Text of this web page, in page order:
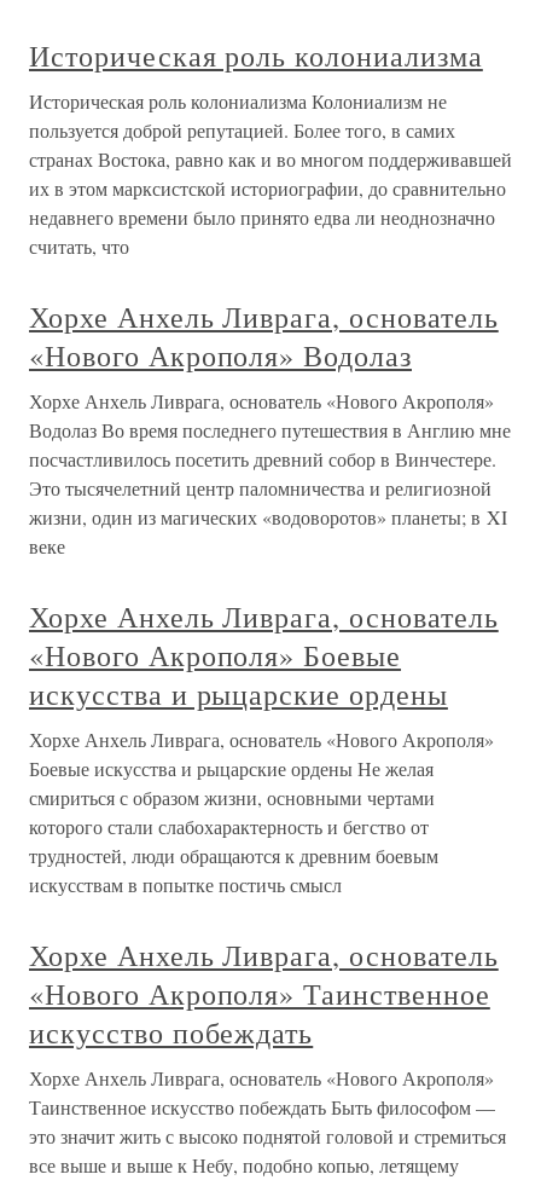
Историческая роль колониализма
Историческая роль колониализма Колониализм не
пользуется доброй репутацией. Более того, в самих
странах Востока, равно как и во многом поддерживавшей
их в этом марксистской историографии, до сравнительно
недавнего времени было принято едва ли неоднозначно
считать, что
Хорхе Анхель Ливрага, основатель
«Нового Акрополя» Водолаз
Хорхе Анхель Ливрага, основатель «Нового Акрополя»
Водолаз Во время последнего путешествия в Англию мне
посчастливилось посетить древний собор в Винчестере.
Это тысячелетний центр паломничества и религиозной
жизни, один из магических «водоворотов» планеты; в XI
веке
Хорхе Анхель Ливрага, основатель
«Нового Акрополя» Боевые
искусства и рыцарские ордены
Хорхе Анхель Ливрага, основатель «Нового Акрополя»
Боевые искусства и рыцарские ордены Не желая
смириться с образом жизни, основными чертами
которого стали слабохарактерность и бегство от
трудностей, люди обращаются к древним боевым
искусствам в попытке постичь смысл
Хорхе Анхель Ливрага, основатель
«Нового Акрополя» Таинственное
искусство побеждать
Хорхе Анхель Ливрага, основатель «Нового Акрополя»
Таинственное искусство побеждать Быть философом —
это значит жить с высоко поднятой головой и стремиться
все выше и выше к Небу, подобно копью, летящему